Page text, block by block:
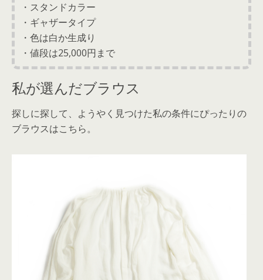
・スタンドカラー
・ギャザータイプ
・色は白か生成り
・値段は25,000円まで
私が選んだブラウス
探しに探して、ようやく見つけた私の条件にぴったりの
ブラウスはこちら。